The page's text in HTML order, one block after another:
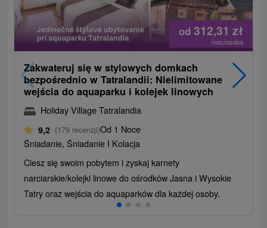
od 312,31zł
/noc/osoba
Zakwateruj się w stylowych domkach
bezpośrednio w Tatralandii: Nielimitowane
wejścia do aquaparku i kolejek linowych
Holiday Village Tatralandia
9,2 (179 recenzji)Od 1 Noce
Śniadanie, Śniadanie I Kolacja
Ciesz się swoim pobytem i zyskaj karnety
narciarskie/kolejki linowe do ośrodków Jasna i Wysokie
Tatry oraz wejścia do aquaparków dla każdej osoby.